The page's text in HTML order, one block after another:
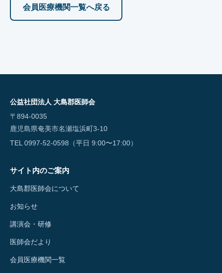
会員医療機関一覧へ戻る
公益社団法人 大島郡医師会
〒894-0035
鹿児島県奄美市名瀬塩浜町3-10
TEL 0997-52-0598（平日 9:00〜17:00）
サイト内のご案内
大島郡医師会について
お知らせ
講演会・研修
医師会だより
会員医療機関一覧